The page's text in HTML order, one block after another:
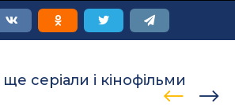
серіали і кінофільми